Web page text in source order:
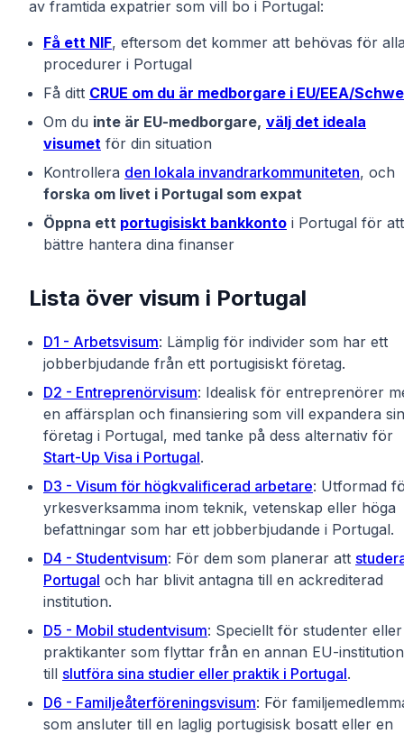
av framtida expatrier som vill bo i Portugal:
Få ett NIF, eftersom det kommer att behövas för
procedurer i Portugal
Få ditt CRUE om du är medborgare i EU/EEA/
Om du inte är EU-medborgare, välj det ideala
visumet för din situation
Kontrollera den lokala invandrarkommuniteten, och
forska om livet i Portugal som expat
Öppna ett portugisiskt bankkonto i Portugal för att
bättre hantera dina finanser
Lista över visum i Portugal
D1 - Arbetsvisum: Lämplig för individer som har ett
jobberbjudande från ett portugisiskt företag.
D2 - Entreprenörvisum: Idealisk för entreprenörer
en affärsplan och finansiering som vill expandera
företag i Portugal, med tanke på dess alternativ för
Start-Up Visa i Portugal.
D3 - Visum för högkvalificerad arbetare: Utformad
yrkesverksamma inom teknik, vetenskap eller höga
befattningar som har ett jobberbjudande i Portugal.
D4 - Studentvisum: För dem som planerar att
Portugal och har blivit antagna till en ackrediterad
institution.
D5 - Mobil studentvisum: Speciellt för studenter eller
praktikanter som flyttar från en annan EU-institution
till slutföra sina studier eller praktik i Portugal.
D6 - Familjeåterföreningsvisum: För
som ansluter till en laglig portugisisk bosatt eller en